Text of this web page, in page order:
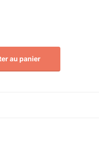
au panier